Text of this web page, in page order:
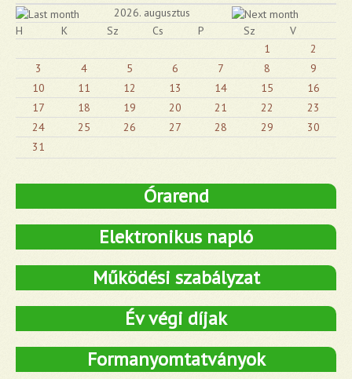
2026. augusztus
H
K Sz Cs P Sz
V
1
2
3
4 5 6 7 8
9
10
11 12 13 14 15
16
17
18 19 20 21 22
23
24
25 26 27 28 29
30
31
Órarend
Elektronikus napló
Működési szabályzat
Év végi díjak
Formanyomtatványok